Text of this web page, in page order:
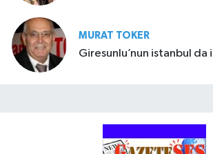
MURAT TOKER
Giresunlu’nun istanbul da